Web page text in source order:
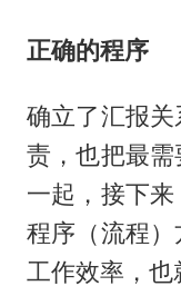
正确的程序
确立了汇报
责，也把最
一起，接下
程序（流程
工作效率，也